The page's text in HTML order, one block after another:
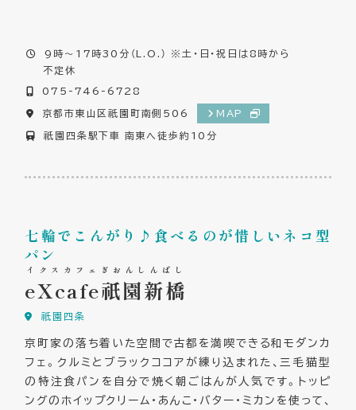
9時～17時30分（L.O.） ※土・日・祝日は8時から
不定休
075-746-6728
京都市東山区祇園町南側506
MAP
祇園四条駅下車 南東へ徒歩約10分
七輪でこんがり♪食べるのが惜しいネコ型
パン
eXcafe祇園新橋
イクスカフェぎおんしんばし
祇園四条
京町家の落ち着いた空間で古都を満喫できる和モダンカ
フェ。クルミとブラックココアが練り込まれた、三毛猫型
の特注食パンを自分で焼く朝ごはんが人気です。トッピ
ングのホイップクリーム・あんこ・バター・ミカンを使って、